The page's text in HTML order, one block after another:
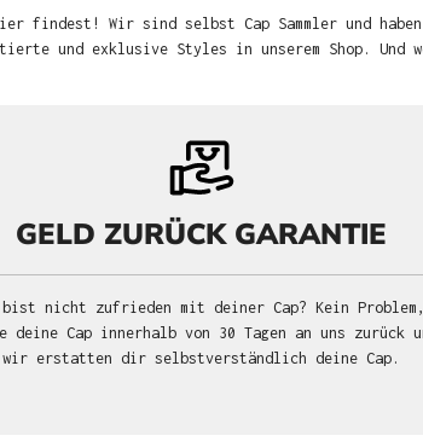
Wir sind selbst Cap Sammler und
und exklusive Styles in unserem Shop. Und
GELD ZURÜCK GARANTIE
bist nicht zufrieden mit deiner Cap? Kein Problem,
deine Cap innerhalb von 30 Tagen an uns zurück
wir erstatten dir selbstverständlich deine Cap.